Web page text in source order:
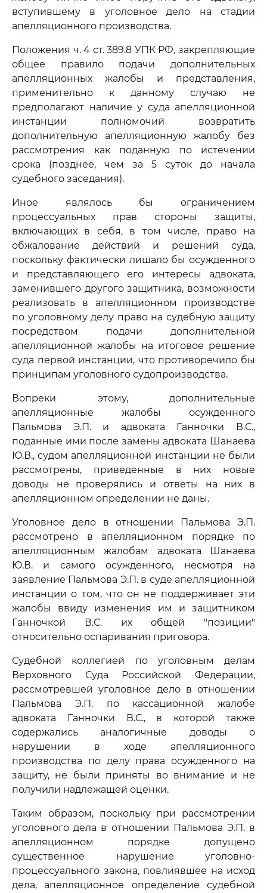
вступившему в уголовное дело на стадии
апелляционного производства.
Положения ч. 4 ст. 389.8 УПК РФ, закрепляющие
общее правило подачи дополнительных
апелляционных жалобы и представления,
применительно к данному случаю не
предполагают наличие у суда апелляционной
инстанции полномочий возвратить
дополнительную апелляционную жалобу без
рассмотрения как поданную по истечении
срока (позднее, чем за 5 суток до начала
судебного заседания).
Иное являлось бы ограничением
процессуальных прав стороны защиты,
включающих в себя, в том числе, право на
обжалование действий и решений суда,
поскольку фактически лишало бы осужденного
и представляющего его интересы адвоката,
заменившего другого защитника, возможности
реализовать в апелляционном производстве
по уголовному делу право на судебную защиту
посредством подачи дополнительной
апелляционной жалобы на итоговое решение
суда первой инстанции, что противоречило бы
принципам уголовного судопроизводства.
Вопреки этому, дополнительные
апелляционные жалобы осужденного
Пальмова Э.П. и адвоката Ганночки В.С.,
поданные ими после замены адвоката Шанаева
Ю.В., судом апелляционной инстанции не были
рассмотрены, приведенные в них новые
доводы не проверялись и ответы на них в
апелляционном определении не даны.
Уголовное дело в отношении Пальмова Э.П.
рассмотрено в апелляционном порядке по
апелляционным жалобам адвоката Шанаева
Ю.В. и самого осужденного, несмотря на
заявление Пальмова Э.П. в суде апелляционной
инстанции о том, что он не поддерживает эти
жалобы ввиду изменения им и защитником
Ганночкой В.С. их общей "позиции"
относительно оспаривания приговора.
Судебной коллегией по уголовным делам
Верховного Суда Российской Федерации,
рассмотревшей уголовное дело в отношении
Пальмова Э.П. по кассационной жалобе
адвоката Ганночки В.С., в которой также
содержались аналогичные доводы о
нарушении в ходе апелляционного
производства по делу права осужденного на
защиту, не были приняты во внимание и не
получили надлежащей оценки.
Таким образом, поскольку при рассмотрении
уголовного дела в отношении Пальмова Э.П. в
апелляционном порядке допущено
существенное нарушение уголовно-
процессуального закона, повлиявшее на исход
дела, апелляционное определение судебной